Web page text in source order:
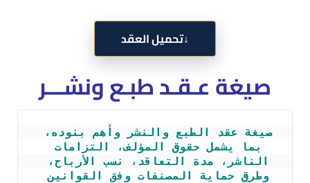
↓تحميل العقد
صيغة عـقـد طبـع ونشـــر
وطرق حماية المصنفات وفق القوانين